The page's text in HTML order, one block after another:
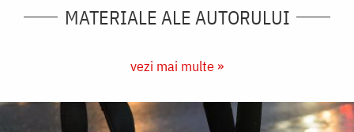
MATERIALE ALE AUTORULUI
vezi mai multe »